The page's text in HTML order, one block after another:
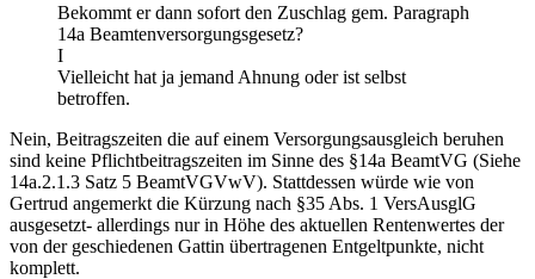
Bekommt er dann sofort den Zuschlag gem. Paragraph
14a Beamtenversorgungsgesetz?
I
Vielleicht hat ja jemand Ahnung oder ist selbst
betroffen.
Nein, Beitragszeiten die auf einem Versorgungsausgleich beruhen
sind keine Pflichtbeitragszeiten im Sinne des §14a BeamtVG (Siehe
14a.2.1.3 Satz 5 BeamtVGVwV). Stattdessen würde wie von
Gertrud angemerkt die Kürzung nach §35 Abs. 1 VersAusglG
ausgesetzt- allerdings nur in Höhe des aktuellen Rentenwertes der
von der geschiedenen Gattin übertragenen Entgeltpunkte, nicht
komplett.